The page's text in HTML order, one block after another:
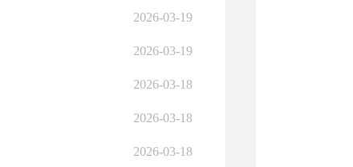
2026-03-19
2026-03-19
2026-03-18
2026-03-18
2026-03-18